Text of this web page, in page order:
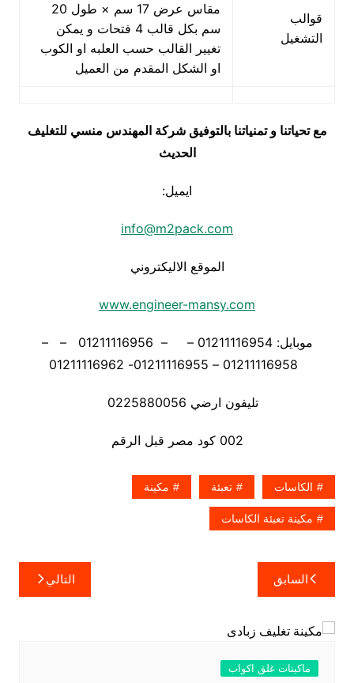
قوالب
التشغيل
مقاس عرض 17 سم × طول 20
سم بكل قالب 4 فتحات و يمكن
تغيير القالب حسب العلبه او الكوب
او الشكل المقدم من العميل
مع تحياتنا و تمنياتنا بالتوفيق شركة المهندس منسي للتغليف
الحديث
ايميل:
info@m2pack.com
الموقع الاليكتروني
www.engineer-mansy.com
موبايل: 01211116954 – – 01211116956 – –
تليفون ارضي 0225880056
002 كود مصر قبل الرقم
الكاسات تعبئة مكينة
مكينة تعبئة الكاسات
تصفّح
المقالات
السابق التالي
ماكينات غلق اكواب